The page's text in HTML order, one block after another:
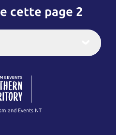
cette page 2
Italiano
繁體中文
and Events NT